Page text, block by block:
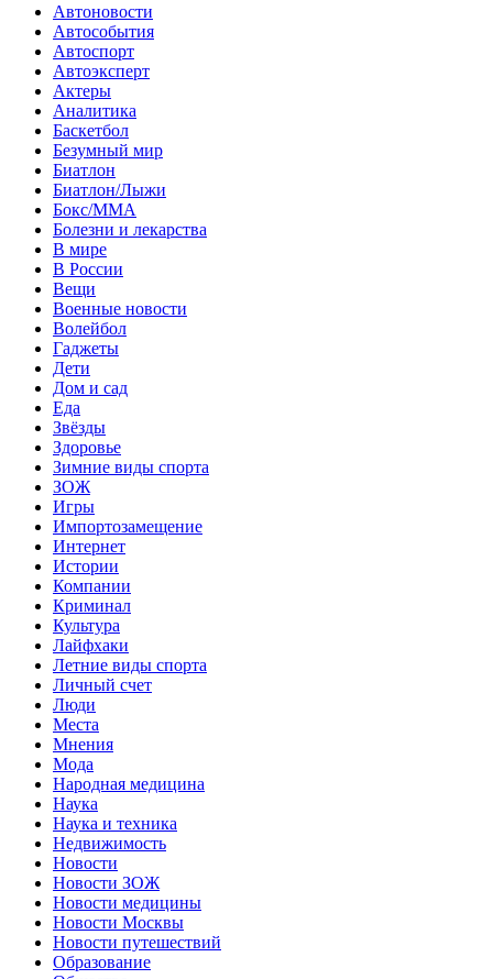
Автоновости
Автособытия
Автоспорт
Автоэксперт
Актеры
Аналитика
Баскетбол
Безумный мир
Биатлон
Биатлон/Лыжи
Бокс/MMA
Болезни и лекарства
В мире
В России
Вещи
Военные новости
Волейбол
Гаджеты
Дети
Дом и сад
Еда
Звёзды
Здоровье
Зимние виды спорта
ЗОЖ
Игры
Импортозамещение
Интернет
Истории
Компании
Криминал
Культура
Лайфхаки
Летние виды спорта
Личный счет
Люди
Места
Мнения
Мода
Народная медицина
Наука
Наука и техника
Недвижимость
Новости
Новости ЗОЖ
Новости медицины
Новости Москвы
Новости путешествий
Образование